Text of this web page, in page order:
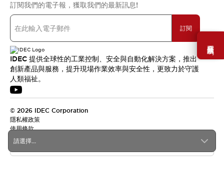
需要幫助嗎？
請選擇...
訂閱我們的電子報，獲取我們的最新訊息!
訂閱
IDEC 提供全球性的工業控制、安全與自動化解決方案，推出
創新產品與服務，提升現場作業效率與安全性，更致力於守護
人類福祉。
© 2026 IDEC Corporation
隱私權政策
使用條款
台灣